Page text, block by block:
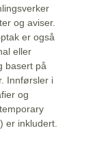
og aviser.
er også
eller
basert på
Innførsler i
og
er inkludert.